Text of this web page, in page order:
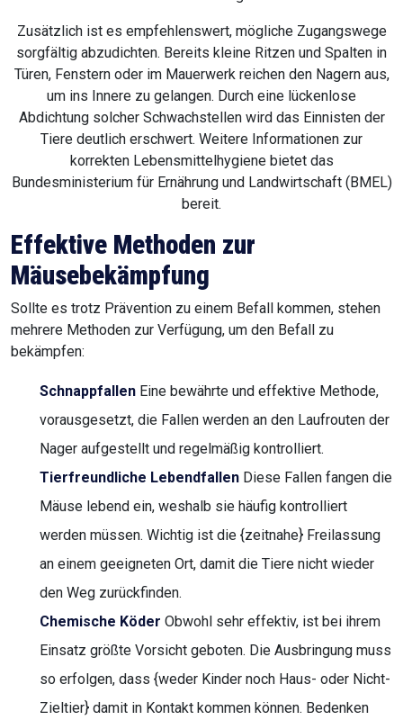
Zusätzlich ist es empfehlenswert, mögliche Zugangswege
sorgfältig abzudichten. Bereits kleine Ritzen und Spalten in
Türen, Fenstern oder im Mauerwerk reichen den Nagern aus,
um ins Innere zu gelangen. Durch eine lückenlose
Abdichtung solcher Schwachstellen wird das Einnisten der
Tiere deutlich erschwert. Weitere Informationen zur
korrekten Lebensmittelhygiene bietet das
Bundesministerium für Ernährung und Landwirtschaft (BMEL)
bereit.
Effektive Methoden zur
Mäusebekämpfung
Sollte es trotz Prävention zu einem Befall kommen, stehen
mehrere Methoden zur Verfügung, um den Befall zu
bekämpfen:
Schnappfallen Eine bewährte und effektive Methode,
vorausgesetzt, die Fallen werden an den Laufrouten der
Nager aufgestellt und regelmäßig kontrolliert.
Tierfreundliche Lebendfallen Diese Fallen fangen die
Mäuse lebend ein, weshalb sie häufig kontrolliert
werden müssen. Wichtig ist die {zeitnahe} Freilassung
an einem geeigneten Ort, damit die Tiere nicht wieder
den Weg zurückfinden.
Chemische Köder Obwohl sehr effektiv, ist bei ihrem
Einsatz größte Vorsicht geboten. Die Ausbringung muss
so erfolgen, dass {weder Kinder noch Haus- oder Nicht-
Zieltier} damit in Kontakt kommen können. Bedenken